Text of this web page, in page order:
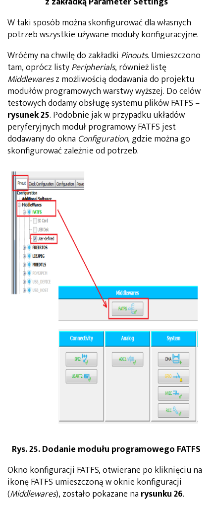
W taki sposób można skonfigurować dla własnych
potrzeb wszystkie używane moduły konfiguracyjne.
Wróćmy na chwilę do zakładki Pinouts. Umieszczono
tam, oprócz listyPeripherials, również listę
Middlewaresz możliwością dodawania do projektu
modułów programowych warstwy wyższej. Do celów
testowych dodamy obsługę systemu plików FATFS –
rysunek 25. Podobnie jak w przypadku układów
peryferyjnych moduł programowy FATFS jest
dodawany do okna Configuration, gdzie można go
skonfigurować zależnie od potrzeb.
Rys. 25. Dodanie modułu programowego FATFS
Okno konfiguracji FATFS, otwierane po kliknięciu na
ikonę FATFS umieszczoną w oknie konfiguracji
(Middlewares), zostało pokazane na rysunku 26.